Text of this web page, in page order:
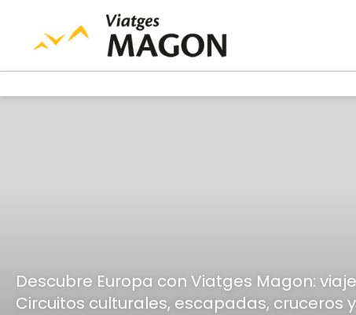
Descubre Europa con Viatges Magon:
Circuitos culturales, escapadas, cruceros